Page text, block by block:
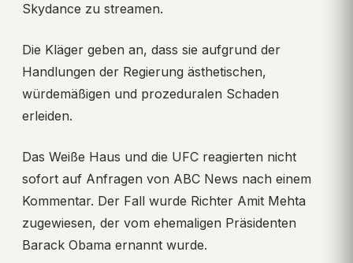
Skydance zu streamen.
Die Kläger geben an, dass sie aufgrund der
Handlungen der Regierung ästhetischen,
würdemäßigen und prozeduralen Schaden
erleiden.
Das Weiße Haus und die UFC reagierten nicht
sofort auf Anfragen von ABC News nach einem
Kommentar. Der Fall wurde Richter Amit Mehta
zugewiesen, der vom ehemaligen Präsidenten
Barack Obama ernannt wurde.